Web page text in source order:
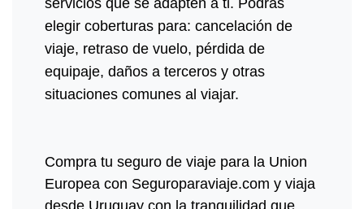
servicios que se adapten a ti. Podrás
elegir coberturas para: cancelación de
viaje, retraso de vuelo, pérdida de
equipaje, daños a terceros y otras
situaciones comunes al viajar.
Compra tu seguro de viaje para la Union
Europea con Seguroparaviaje.com y viaja
desde Uruguay con la tranquilidad que